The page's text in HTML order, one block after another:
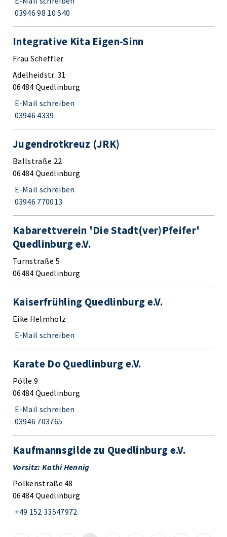
03946 98 10 540
Integrative Kita Eigen-Sinn
Frau Scheffler
Adelheidstr. 31
06484 Quedlinburg
E-Mail schreiben
03946 4339
Jugendrotkreuz (JRK)
Ballstraße 22
06484 Quedlinburg
E-Mail schreiben
03946 770013
Kabarettverein 'Die Stadt(ver)Pfeifer'
Quedlinburg e.V.
Turnstraße 5
06484 Quedlinburg
Kaiserfrühling Quedlinburg e.V.
Eike Helmholz
E-Mail schreiben
Karate Do Quedlinburg e.V.
Pölle 9
06484 Quedlinburg
E-Mail schreiben
03946 703765
Kaufmannsgilde zu Quedlinburg e.V.
Vorsitz: Kathi Hennig
Pölkenstraße 48
06484 Quedlinburg
+49 152 33547972